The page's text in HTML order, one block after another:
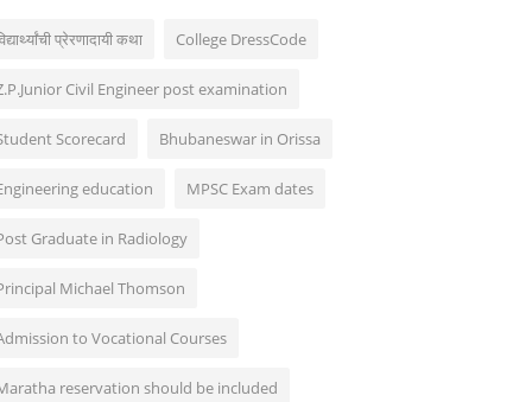
प्रेरणादायी कथा College DressCode
Civil Engineer post examination
Scorecard Bhubaneswar in Orissa
education MPSC Exam dates
Graduate in Radiology
Michael Thomson
to Vocational Courses
reservation should be included